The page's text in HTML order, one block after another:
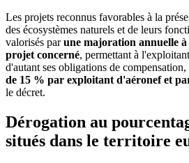
Les projets reconnus favorables à la
des écosystèmes naturels et de leurs
valorisés parune majoration annuelle
projet concerné, permettant à
d'autant ses obligations de compensation,
de 15 % par exploitant d'aéronef et
le décret.
Dérogation au
situés dans le territoire